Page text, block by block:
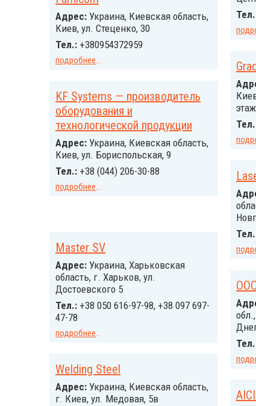
Адрес: Украина, Киевская область,
Киев, ул. Стеценко, 30
Тел.: +380954372959
подробнее...
этаж
KF Systems — производитель
оборудования и
технологической продукции
Адрес: Украина, Киевская область,
Киев, ул. Бориспольская, 9
Тел.: +38 (044) 206-30-88
подробнее...
Master SV
Адрес: Украина, Харьковская
область, г. Харьков, ул.
Достоевского 5
Тел.: +38 050 616-97-98, +38 097 697-
47-78
подробнее...
Welding Steel
Адрес: Украина, Киевская область,
г. Киев, ул. Медовая, 5в